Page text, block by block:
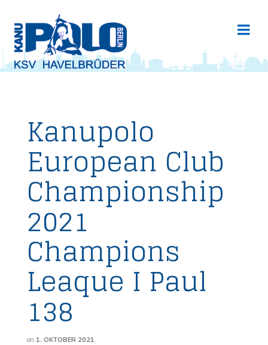
Kanupolo
European Club
Championship
2021
Champions
Leaque I Paul
138
on 1. OKTOBER 2021